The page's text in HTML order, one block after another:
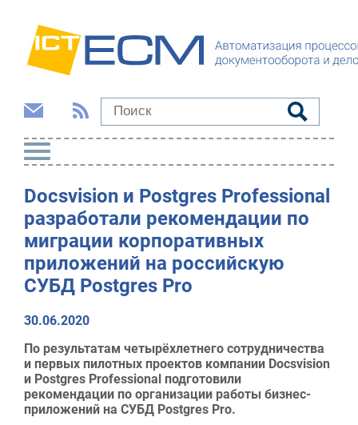
Docsvision и Postgres Professional
разработали рекомендации по
миграции корпоративных
приложений на российскую
СУБД Postgres Pro
30.06.2020
По результатам четырёхлетнего сотрудничества
и первых пилотных проектов компании Docsvision
и Postgres Professional подготовили
рекомендации по организации работы бизнес-
приложений на СУБД Postgres Pro.